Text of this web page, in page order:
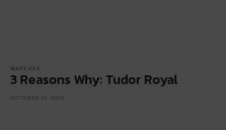
WATCHES
3 Reasons Why: Tudor Royal
OCTOBER 21, 2025